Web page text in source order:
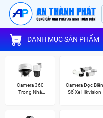
DANH MỤC SẢN PHẨM
Camera 360
Trong Nhà
Camera Đọc Biển
Số Xe Hikvision